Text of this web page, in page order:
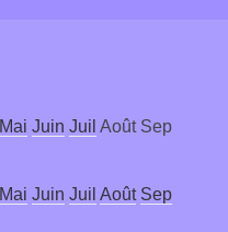
Mai Juin Juil Août Sep
Mai Juin Juil Août Sep